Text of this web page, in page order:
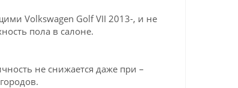
Volkswagen Golf VII 2013-, и не
пола в салоне.
не снижается даже при –